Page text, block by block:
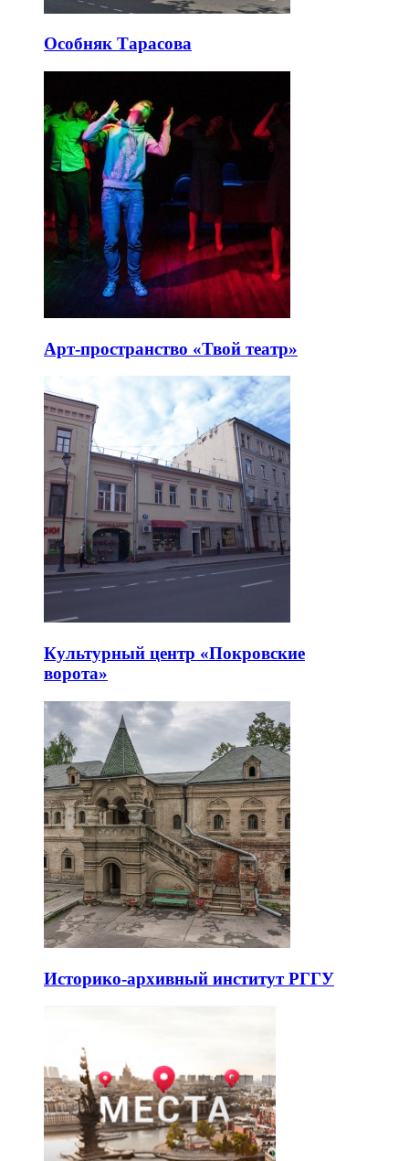
Особняк Тарасова
Арт-пространство «Твой театр»
Культурный центр «Покровские
ворота»
Историко-архивный институт РГГУ